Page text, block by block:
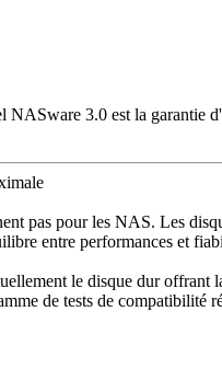
3.0 est la garantie
pas pour les NAS. Les
entre performances et
le disque dur
de tests de compatibilité